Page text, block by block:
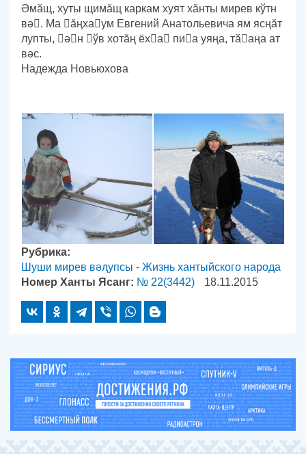
Әмӑщ, хуты щимӑщ каркам хуят хӑнты мирев кўтн
вә. Ма ӑңхаум Евгений Анатольевича ям ясңӑт
лупты, ән ўв хотӑң ёха пиа уяңа, тӑаңа ат
вәс.
Надежда Новьюхова
Рубрика:
Шуши мирев вәԯупсы - Жизнь хантыйского народа
Номер Ханты Ясанг: № 22(3442) 18.11.2015